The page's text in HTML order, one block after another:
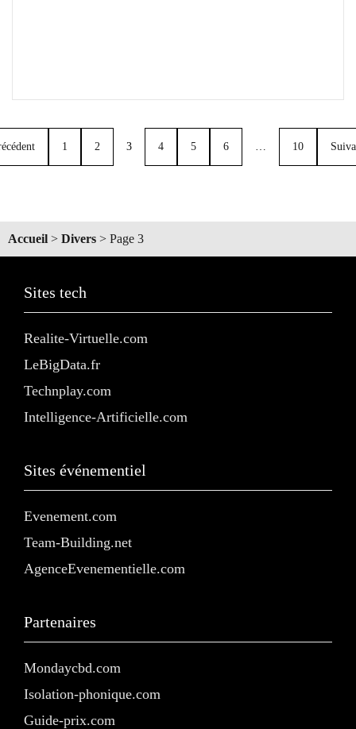
1 2 3 4 5 6 10
Accueil > Divers > Page 3
Sites tech
Realite-Virtuelle.com
LeBigData.fr
Technplay.com
Intelligence-Artificielle.com
Sites événementiel
Evenement.com
Team-Building.net
AgenceEvenementielle.com
Partenaires
Mondaycbd.com
Isolation-phonique.com
Guide-prix.com